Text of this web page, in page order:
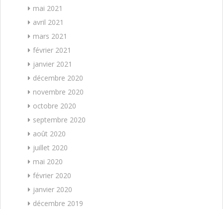
mai 2021
avril 2021
mars 2021
février 2021
janvier 2021
décembre 2020
novembre 2020
octobre 2020
septembre 2020
août 2020
juillet 2020
mai 2020
février 2020
janvier 2020
décembre 2019